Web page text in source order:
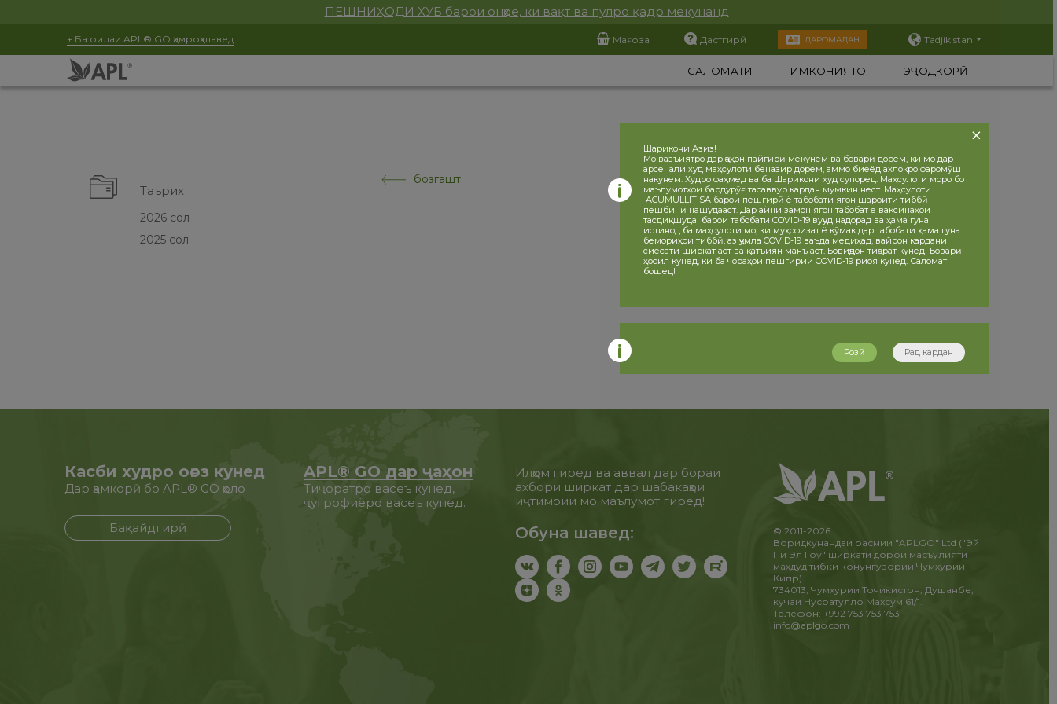
ПЕШНИҲОДИ ХУБ барои онҳое, ки вақт ва пулро қадр мекунанд
+ Ба оилаи APL® GO ҳамроҳ шавед Мағоза Дастгирӣ ДАРОМАДАН Tadjikistan
САЛОМАТИ ИМКОНИЯТҲО ЭҶОДКОРӢ
Таърих
2026 сол
2025 сол
бозгашт
Касби худро оғоз кунед
Дар ҳамкорӣ бо APL® GO ҳоло
Бақайдгирӣ
APL® GO дар ҷаҳон
Тиҷоратро васеъ кунед,
ҷуғрофиёро васеъ кунед.
Илҳом гиред ва аввал дар бораи
ахбори ширкат дар шабакаҳои
иҷтимоии мо маълумот гиред!
Обуна шавед:
© 2011-2026
Воридкунандаи расмии "APLGO" Ltd ("Эй
Пи Эл Гоу" ширкати дорои масъулияти
махдуд тибки конунгузории Чумхурии
Кипр)
734013, Чумхурии Точикистон, Душанбе,
кучаи Нусратулло Махсум 61/1.
Телефон: +992 753 753 753
info@aplgo.com
Шарикони Азиз!
Мо вазъиятро дар ҷаҳон пайгирӣ мекунем ва боварӣ дорем, ки мо дар
арсенали худ маҳсулоти беназир дорем, аммо биеёд ахлоқро фаромӯш
накунем. Худро фаҳмед ва ба Шарикони худ супоред. Маҳсулоти моро бо
маълумотҳои бардурӯғ тасаввур кардан мумкин нест. Маҳсулоти
ACUMULLIT SA барои пешгирӣ ё табобати ягон шароити тиббӣ
пешбинӣ нашудааст. Дар айни замон ягон табобат ё ваксинаҳои
тасдиқшуда барои табобати COVID-19 вуҷуд надорад ва ҳама гуна
истинод ба маҳсулоти мо, ки муҳофизат ё кӯмак дар табобати ҳама гуна
бемориҳои тиббӣ, аз ҷумла COVID-19 ваъда медиҳад, вайрон кардани
сиёсати ширкат аст ва қатъиян манъ аст. Бовиҷдон тиҷорат кунед! Боварӣ
ҳосил кунед, ки ба чораҳои пешгирии COVID-19 риоя кунед. Саломат
бошед!
Розӣ Рад кардан